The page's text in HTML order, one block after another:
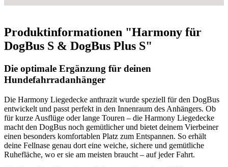
Produktinformationen "Harmony für
DogBus S & DogBus Plus S"
Die optimale Ergänzung für deinen
Hundefahrradanhänger
Die Harmony Liegedecke anthrazit wurde speziell für den DogBus
entwickelt und passt perfekt in den Innenraum des Anhängers. Ob
für kurze Ausflüge oder lange Touren – die Harmony Liegedecke
macht den DogBus noch gemütlicher und bietet deinem Vierbeiner
einen besonders komfortablen Platz zum Entspannen. So erhält
deine Fellnase genau dort eine weiche, sichere und gemütliche
Ruhefläche, wo er sie am meisten braucht – auf jeder Fahrt.